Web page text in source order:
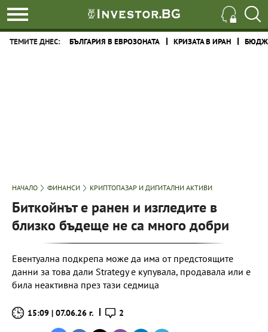
ТЕМИТЕ ДНЕС: БЪЛГАРИЯ В ЕВРОЗОНАТА КРИЗАТА В ИРАН
НАЧАЛО ФИНАНСИ КРИПТОПАЗАР И ДИГИТАЛНИ АКТИВИ
Биткойнът е ранен и изгледите в
близко бъдеще не са много добри
Евентуална подкрепа може да има от предстоящите
данни за това дали Strategy е купувала, продавала или е
била неактивна през тази седмица
15:09 | 07.06.26 г. 2